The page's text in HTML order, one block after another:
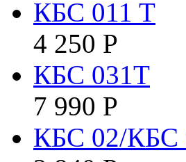
КБC 011 T
4 250 Р
КБС 031Т
7 990 Р
КБС 02/КБС